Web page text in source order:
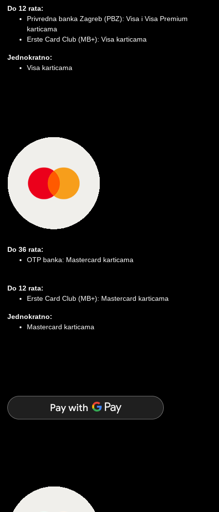
Do 12 rata:
Privredna banka Zagreb (PBZ): Visa i Visa Premium
karticama
Erste Card Club (MB+): Visa karticama
Jednokratno:
Visa karticama
Do 36 rata:
OTP banka: Mastercard karticama
Do 12 rata:
Erste Card Club (MB+): Mastercard karticama
Jednokratno:
Mastercard karticama